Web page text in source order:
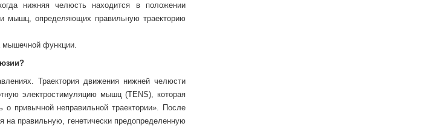
нижняя челюсть находится в положении
мышц, определяющих правильную траекторию
мышечной функции.
Траектория движения нижней челюсти
электростимуляцию мышц (TENS), которая
о привычной неправильной траектории». После
правильную, генетически предопределенную